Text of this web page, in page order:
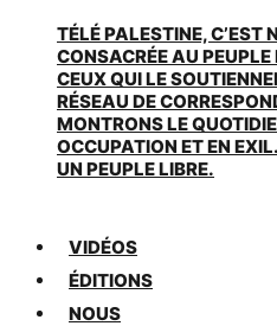
TÉLÉ PALESTINE, C’EST
CONSACRÉE AU
CEUX QUI LE
RÉSEAU DE
MONTRONS LE
OCCUPATION ET EN
UN PEUPLE LIBRE.
VIDÉOS
ÉDITIONS
NOUS